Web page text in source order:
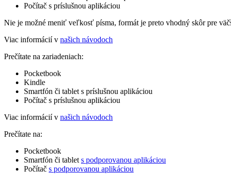
Počítač s príslušnou aplikáciou
Nie je možné meniť veľkosť písma, formát je preto vhodný skôr pre
Viac informácií v našich návodoch
Prečítate na zariadeniach:
Pocketbook
Kindle
Smartfón či tablet s príslušnou aplikáciou
Počítač s príslušnou aplikáciou
Viac informácií v našich návodoch
Prečítate na:
Pocketbook
Smartfón či tablet s podporovanou aplikáciou
Počítač s podporovanou aplikáciou